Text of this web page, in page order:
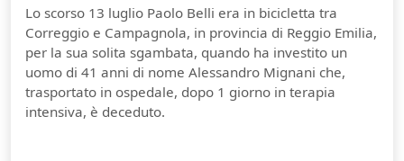
Lo scorso 13 luglio Paolo Belli era in bicicletta tra
Correggio e Campagnola, in provincia di Reggio Emilia,
per la sua solita sgambata, quando ha investito un
uomo di 41 anni di nome Alessandro Mignani che,
trasportato in ospedale, dopo 1 giorno in terapia
intensiva, è deceduto.